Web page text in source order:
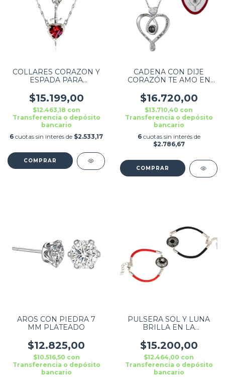
COLLARES CORAZON Y
ESPADA PARA
PIEDRA PLATEADO
$15.199,00
$12.463,18 con
Transferencia o depósito
bancario
6 cuotas sin interés de $2.533,17
CADENA CON DIJE
CORAZÓN TE AMO EN
$16.720,00
$13.710,40 con
Transferencia o depósito
bancario
6 cuotas sin interés de
$2.786,67
AROS CON PIEDRA 7
MM PLATEADO
$12.825,00
$10.516,50 con
Transferencia o depósito
bancario
PULSERA SOL Y LUNA
BRILLA EN LA
$15.200,00
$12.464,00 con
Transferencia o depósito
bancario